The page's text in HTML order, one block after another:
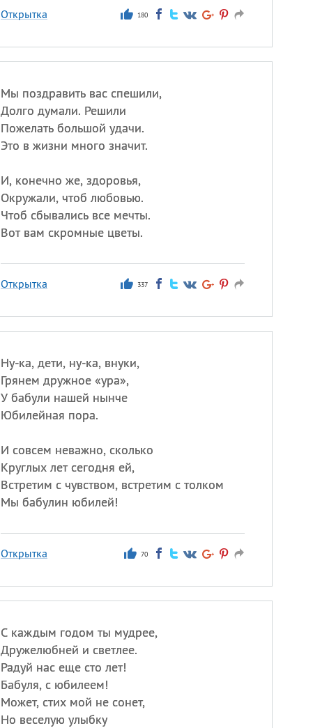
Открытка 180
Мы поздравить вас спешили,
Долго думали. Решили
Пожелать большой удачи.
Это в жизни много значит.
И, конечно же, здоровья,
Окружали, чтоб любовью.
Чтоб сбывались все мечты.
Вот вам скромные цветы.
Открытка 337
Ну-ка, дети, ну-ка, внуки,
Грянем дружное «ура»,
У бабули нашей нынче
Юбилейная пора.
И совсем неважно, сколько
Круглых лет сегодня ей,
Встретим с чувством, встретим с толком
Мы бабулин юбилей!
Открытка 70
С каждым годом ты мудрее,
Дружелюбней и светлее.
Радуй нас еще сто лет!
Бабуля, с юбилеем!
Может, стих мой не сонет,
Но веселую улыбку